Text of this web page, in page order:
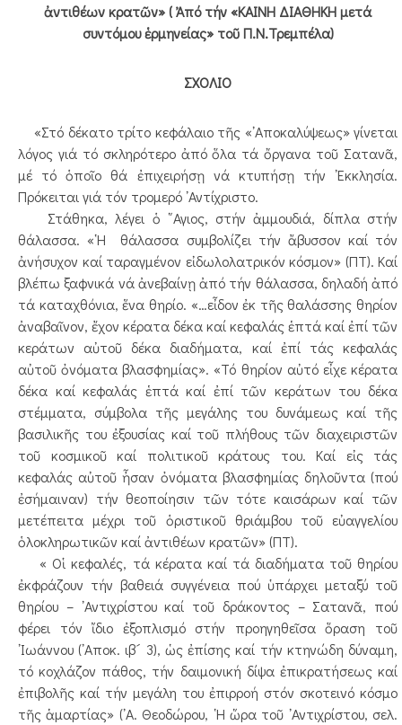
ἀντιθέων κρατῶν» ( Ἀπό τήν «ΚΑΙΝΗ ΔΙΑΘΗΚΗ μετά
συντόμου ἑρμηνείας» τοῦ Π.Ν.Τρεμπέλα)
ΣΧΟΛΙΟ
«Στό δέκατο τρίτο κεφάλαιο τῆς «᾿Αποκαλύψεως» γίνεται
λόγος γιά τό σκληρότερο ἀπό ὅλα τά ὄργανα τοῦ Σατανᾶ,
μέ τό ὁποῖο θά ἐπιχειρήσῃ νά κτυπήσῃ τήν ᾿Εκκλησία.
Πρόκειται γιά τόν τρομερό ᾿Αντίχριστο.
Στάθηκα, λέγει ὁ ῞Αγιος, στήν ἀμμουδιά, δίπλα στήν
θάλασσα. «῾Η θάλασσα συμβολίζει τήν ἄβυσσον καί τόν
ἀνήσυχον καί ταραγμένον εἰδωλολατρικόν κόσμον» (ΠΤ). Καί
βλέπω ξαφνικά νά ἀνεβαίνῃ ἀπό τήν θάλασσα, δηλαδή ἀπό
τά καταχθόνια, ἕνα θηρίο. «…εἶδον ἐκ τῆς θαλάσσης θηρίον
ἀναβαῖνον, ἔχον κέρατα δέκα καί κεφαλάς ἑπτά καί ἐπί τῶν
κεράτων αὐτοῦ δέκα διαδήματα, καί ἐπί τάς κεφαλάς
αὐτοῦ ὀνόματα βλασφημίας». «Τό θηρίον αὐτό εἶχε κέρατα
δέκα καί κεφαλάς ἑπτά καί ἐπί τῶν κεράτων του δέκα
στέμματα, σύμβολα τῆς μεγάλης του δυνάμεως καί τῆς
βασιλικῆς του ἐξουσίας καί τοῦ πλήθους τῶν διαχειριστῶν
τοῦ κοσμικοῦ καί πολιτικοῦ κράτους του. Καί εἰς τάς
κεφαλάς αὐτοῦ ἦσαν ὀνόματα βλασφημίας δηλοῦντα (πού
ἐσήμαιναν) τήν θεοποίησιν τῶν τότε καισάρων καί τῶν
μετέπειτα μέχρι τοῦ ὁριστικοῦ θριάμβου τοῦ εὐαγγελίου
ὁλοκληρωτικῶν καί ἀντιθέων κρατῶν» (ΠΤ).
« Οἱ κεφαλές, τά κέρατα καί τά διαδήματα τοῦ θηρίου
ἐκφράζουν τήν βαθειά συγγένεια πού ὑπάρχει μεταξύ τοῦ
θηρίου – ᾿Αντιχρίστου καί τοῦ δράκοντος – Σατανᾶ, πού
φέρει τόν ἴδιο ἐξοπλισμό στήν προηγηθεῖσα ὅραση τοῦ
᾿Ιωάννου (᾿Αποκ. ιβ´ 3), ὡς ἐπίσης καί τήν κτηνώδη δύναμη,
τό κοχλάζον πάθος, τήν δαιμονική δίψα ἐπικρατήσεως καί
ἐπιβολῆς καί τήν μεγάλη του ἐπιρροή στόν σκοτεινό κόσμο
τῆς ἁμαρτίας» (᾿Α. Θεοδώρου, ῾Η ὥρα τοῦ ᾿Αντιχρίστου, σελ.